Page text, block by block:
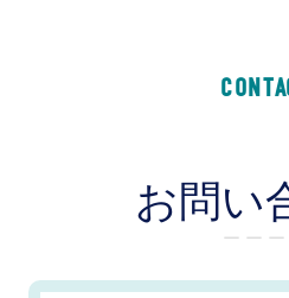
お問い
ー ー ー